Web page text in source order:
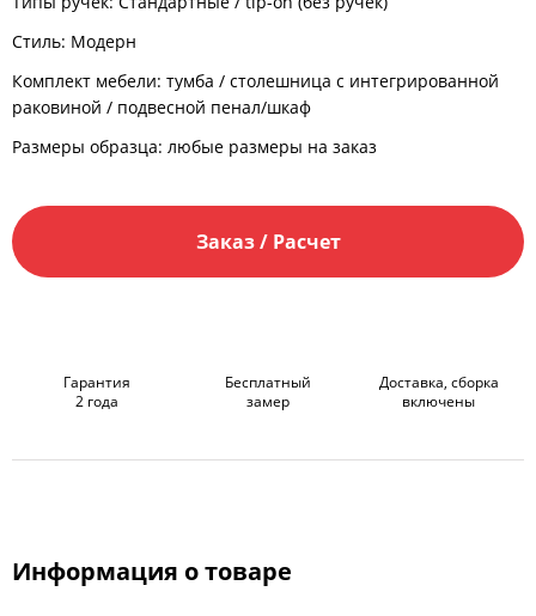
Стиль: Модерн
Комплект мебели: тумба / столешница с интегрированной
раковиной / подвесной пенал/шкаф
Размеры образца: любые размеры на заказ
Заказ / Расчет
Гарантия
2 года
Бесплатный
замер
Доставка, сборка
включены
Информация о товаре